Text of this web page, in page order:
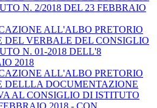
N. 2/2018 DEL 23 FEBBRAIO
ALL'ALBO PRETORIO
DEL VERBALE DEL CONSIGLIO
N. 01-2018 DELL'8
2018
ALL'ALBO PRETORIO
DELLLA DOCUMENTAZIONE
AL CONSIGLIO DI ISTITUTO